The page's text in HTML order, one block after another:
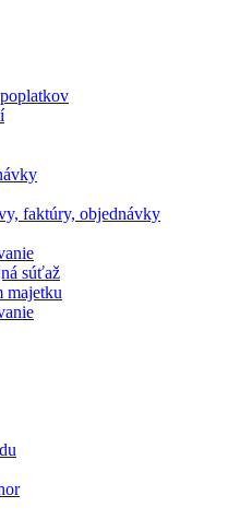
faktúry, objednávky
súťaž
majetku